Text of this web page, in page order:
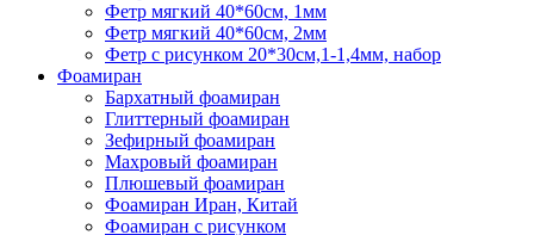
Фетр мягкий 40*60см, 1мм
Фетр мягкий 40*60см, 2мм
Фетр с рисунком 20*30см,1-1,4мм, набор
Фоамиран
Бархатный фоамиран
Глиттерный фоамиран
Зефирный фоамиран
Махровый фоамиран
Плюшевый фоамиран
Фоамиран Иран, Китай
Фоамиран с рисунком